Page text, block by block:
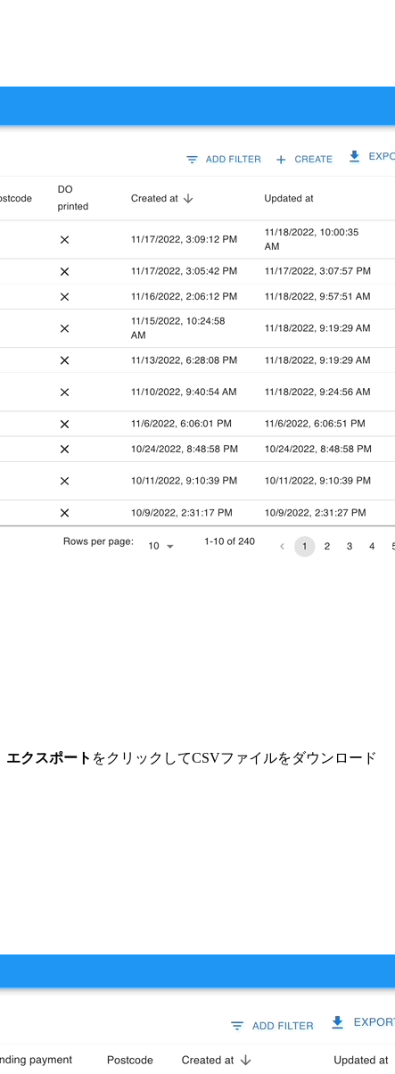
エクスポート をクリックしてCSVファイルをダウンロード